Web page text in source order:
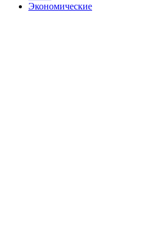
Экономические